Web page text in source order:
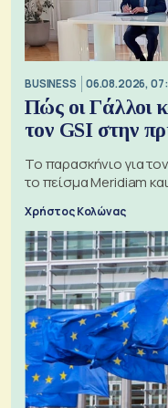
BUSINESS 06.08.2026,
Πώς οι Γάλλοι
τον GSI στην
Το παρασκήνιο για
το πείσμα Meridiam
Χρήστος Κολώνας